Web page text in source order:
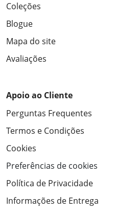
Coleções
Blogue
Mapa do site
Avaliações
Apoio ao Cliente
Perguntas Frequentes
Termos e Condições
Cookies
Preferências de cookies
Política de Privacidade
Informações de Entrega